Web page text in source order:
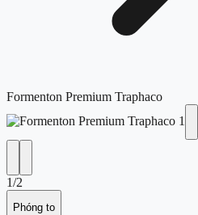
Formenton Premium Traphaco
1/2
Phóng to